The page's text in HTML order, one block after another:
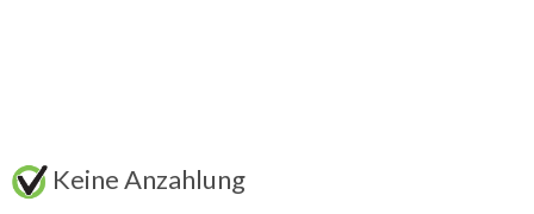
Keine Anzahlung